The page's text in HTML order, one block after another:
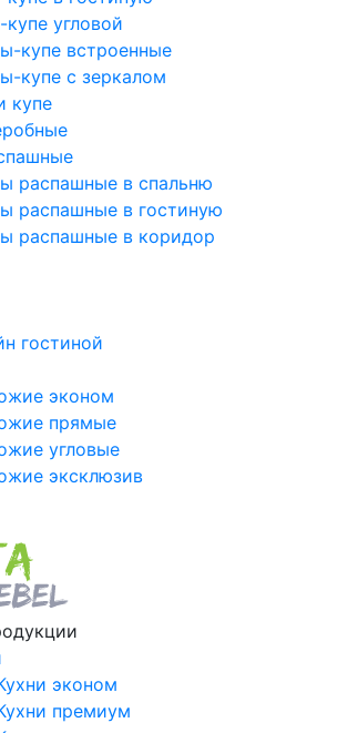
угловой
купе встроенные
купе с зеркалом
купе
распашные в спальню
распашные в гостиную
распашные в коридор
гостиной
эконом
прямые
угловые
эксклюзив
эконом
премиум